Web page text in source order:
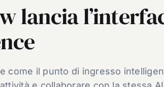
lancia
come il punto di ingresso